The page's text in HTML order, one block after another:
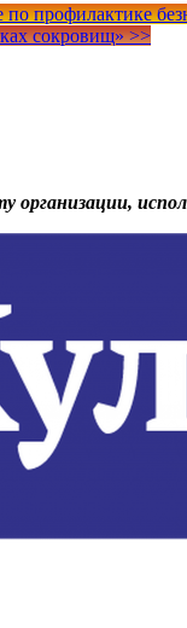
профилактике
сокровищ» >>
организации,